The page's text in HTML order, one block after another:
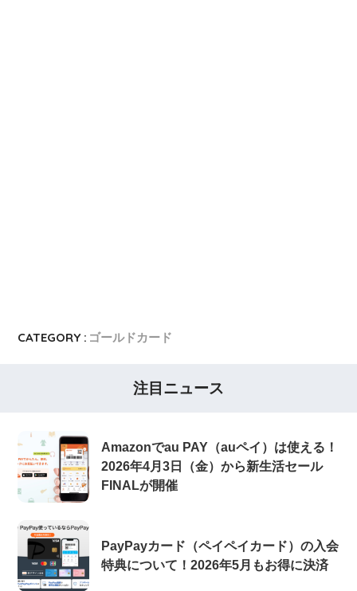
CATEGORY : ゴールドカード
注目ニュース
Amazonでau PAY（auペイ）は使える！
2026年4月3日（金）から新生活セール
FINALが開催
PayPayカード（ペイペイカード）の入会
特典について！2026年5月もお得に決済